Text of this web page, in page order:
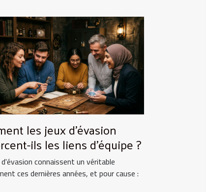
les jeux d'évasion
ils les liens d'équipe ?
d'évasion connaissent un véritable
ces dernières années, et pour cause :